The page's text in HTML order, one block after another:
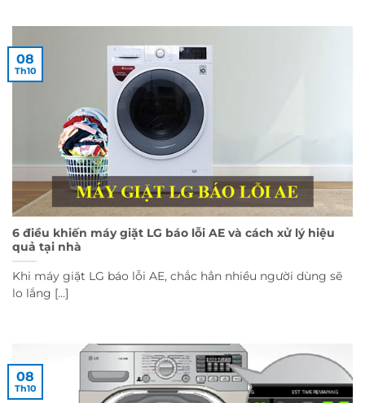
6 điều khiến máy giặt LG báo lỗi AE và cách xử lý hiệu
quả tại nhà
Khi máy giặt LG báo lỗi AE, chắc hẳn nhiều người dùng sẽ
lo lắng [...]
08
Th10
08
Th10